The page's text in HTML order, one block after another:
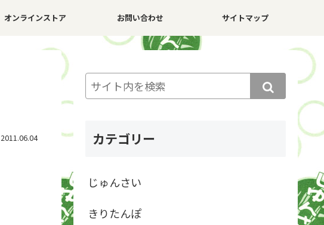
オンラインストア お問い合わせ サイトマップ
2011.06.04 カテゴリー
じゅんさい
きりたんぽ